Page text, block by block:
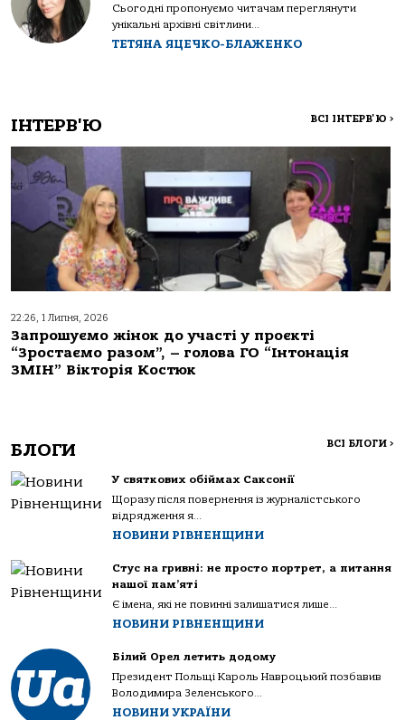
Сьогодні пропонуємо читачам переглянути
унікальні архівні світлини...
ТЕТЯНА ЯЦЕЧКО-БЛАЖЕНКО
ІНТЕРВ'Ю ВСІ ІНТЕРВ'Ю >
22:26, 1 Липня, 2026
Запрошуємо жінок до участі у проєкті
“Зростаємо разом”, – голова ГО “Інтонація
ЗМІН” Вікторія Костюк
БЛОГИ ВСІ БЛОГИ >
У святкових обіймах Саксонії
Щоразу після повернення із журналістського
відрядження я...
НОВИНИ РІВНЕНЩИНИ
Стус на гривні: не просто портрет, а питання
нашої пам’яті
Є імена, які не повинні залишатися лише...
НОВИНИ РІВНЕНЩИНИ
Білий Орел летить додому
Президент Польщі Кароль Навроцький позбавив
Володимира Зеленського...
НОВИНИ УКРАЇНИ